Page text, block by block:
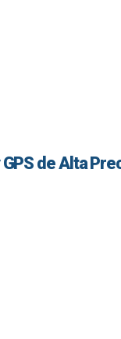
de Alta